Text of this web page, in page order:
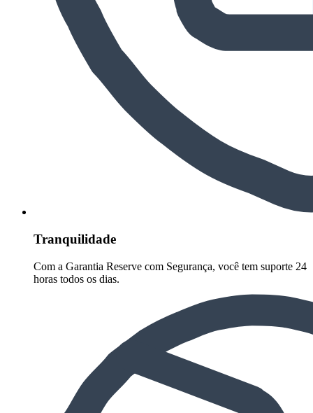
Tranquilidade
Com a Garantia Reserve com Segurança, você tem suporte 24
horas todos os dias.